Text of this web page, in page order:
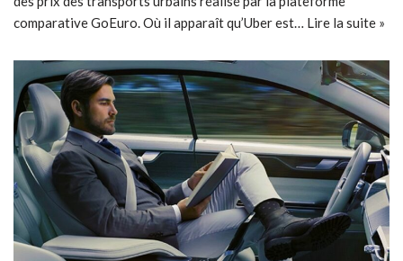
comparative GoEuro. Où il apparaît qu’Uber est… Lire la suite »